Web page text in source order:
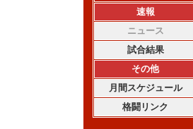
速報
ニュース
試合結果
その他
月間スケジュール
格闘リンク